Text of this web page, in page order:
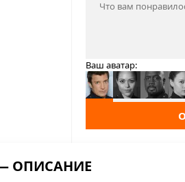
Ваш аватар:
ОПИСАНИЕ